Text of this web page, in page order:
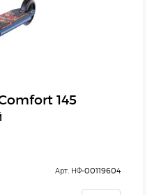
145
Арт. НФ-00119604